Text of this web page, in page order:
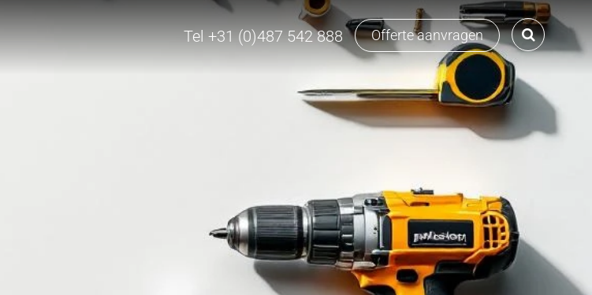
Offerte aanvragen
Tel +31 (0)487 542 888